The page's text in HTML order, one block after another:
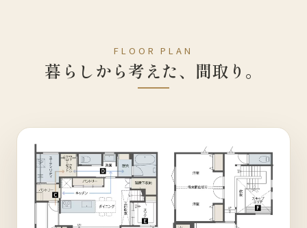
FLOOR PLAN
暮らしから考えた、間取り。